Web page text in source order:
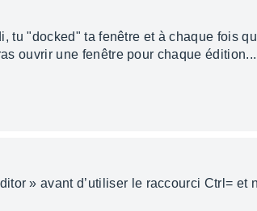
tu "docked" ta fenêtre et à chaque fois
ouvrir une fenêtre pour chaque
» avant d’utiliser le raccourci Ctrl= et